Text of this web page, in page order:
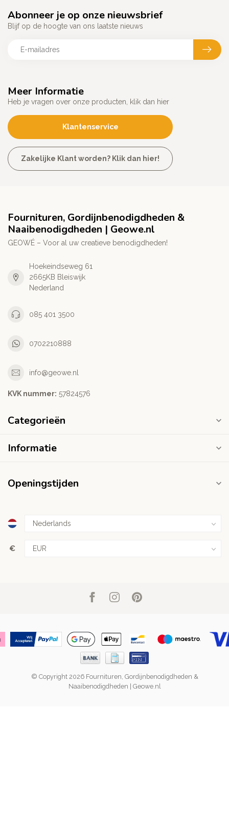
Meer Informatie
Heb je vragen over onze producten, klik dan hier
Klantenservice
Zakelijke Klant worden? Klik dan hier!
Abonneer je op onze nieuwsbrief
Blijf op de hoogte van ons laatste nieuws
Fournituren, Gordijnbenodigdheden &
Naaibenodigdheden | Geowe.nl
GEOWÉ – Voor al uw creatieve benodigdheden!
Hoekeindseweg 61
2665KB Bleiswijk
Nederland
085 401 3500
0702210888
info@geowe.nl
KVK nummer: ‭57824576‬
Categorieën
Informatie
Openingstijden
€
© Copyright 2026 Fournituren, Gordijnbenodigdheden &
Naaibenodigdheden | Geowe.nl